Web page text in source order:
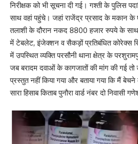
निरीक्षक को भी सूचना दी गई। गश्ती के पुलिस
साथ वहां पहुंचे। जहां राजेंद्र प्रसाद के मकान
तलाशी के दौरान नकद 8800 हजार रुपये के साथ
में टेबलेट, इंजेक्शन व सैकड़ों प्रतिबंधित कोरेक्स
में उपस्थित व्यक्ति परसौनी थाना क्षेत्र के
जब बरादम दवाओं के कागजातों की मांग की गई तो
प्रस्तुत नहीं किया गया और बताया गया कि मैं
सारा हिसाब किताब पुनौरा वार्ड नंबर दो निवासी